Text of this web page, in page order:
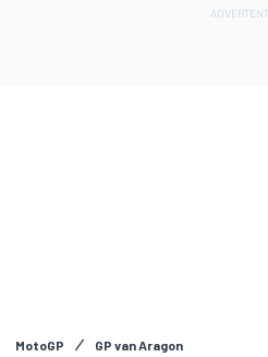
MotoGP GP van Aragon